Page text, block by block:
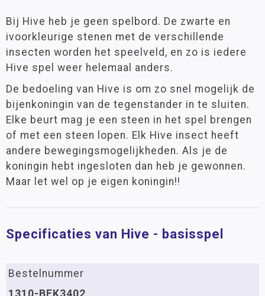
Bij Hive heb je geen spelbord. De zwarte en
ivoorkleurige stenen met de verschillende
insecten worden het speelveld, en zo is iedere
Hive spel weer helemaal anders.
De bedoeling van Hive is om zo snel mogelijk de
bijenkoningin van de tegenstander in te sluiten.
Elke beurt mag je een steen in het spel brengen
of met een steen lopen. Elk Hive insect heeft
andere bewegingsmogelijkheden. Als je de
koningin hebt ingesloten dan heb je gewonnen.
Maar let wel op je eigen koningin!!
Specificaties van Hive - basisspel
Bestelnummer